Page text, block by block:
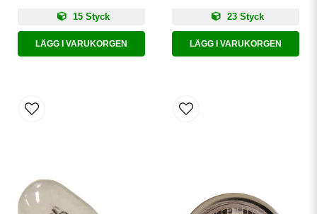
15 Styck
LÄGG I VARUKORGEN
23 Styck
LÄGG I VARUKORGEN